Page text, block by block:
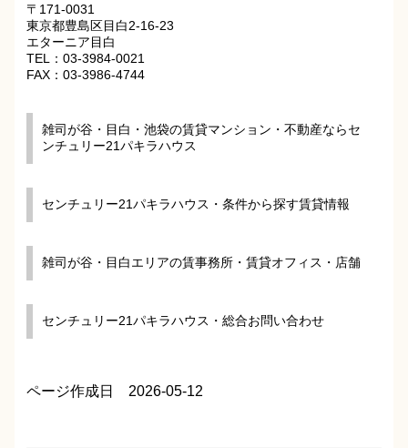
〒171-0031
東京都豊島区目白2-16-23
エターニア目白
TEL：03-3984-0021
FAX：03-3986-4744
雑司が谷・目白・池袋の賃貸マンション・不動産ならセ
ンチュリー21パキラハウス
センチュリー21パキラハウス・条件から探す賃貸情報
雑司が谷・目白エリアの賃事務所・賃貸オフィス・店舗
センチュリー21パキラハウス・総合お問い合わせ
ページ作成日 2026-05-12